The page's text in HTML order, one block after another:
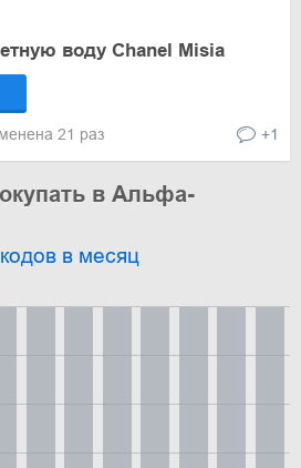
воду Chanel Misia
21 раз +1
в Альфа-
в месяц